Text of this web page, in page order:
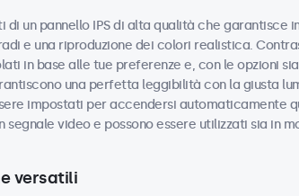
di un pannello IPS di alta qualità che garantisce
e una riproduzione dei colori realistica.
in base alle tue preferenze e, con le opzioni
una perfetta leggibilità con la giusta
impostati per accendersi automaticamente
segnale video e possono essere utilizzati sia in
versatili